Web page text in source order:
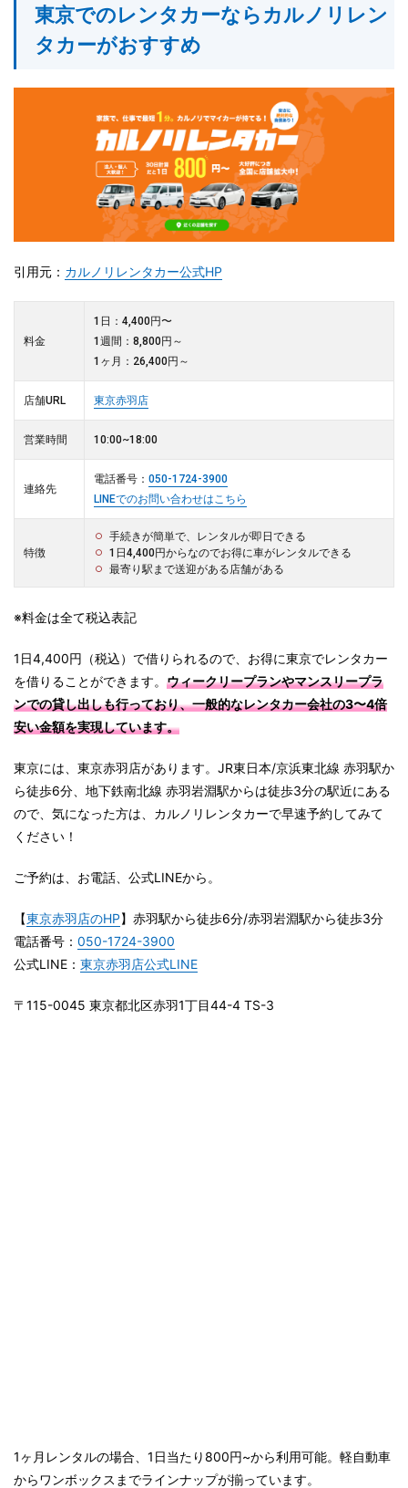
東京でのレンタカーならカルノリレン
タカーがおすすめ
引用元： カルノリレンタカー公式HP
料金
1日：4,400円〜
1週間：8,800円～
1ヶ月：26,400円～
店舗URL 東京赤羽店
営業時間 10:00~18:00
連絡先
電話番号： 050-1724-3900
LINEでのお問い合わせはこちら
特徴
手続きが簡単で、レンタルが即日できる
1日4,400円からなのでお得に車がレンタルできる
最寄り駅まで送迎がある店舗がある
※料金は全て税込表記
1日4,400円（税込）で借りられるので、お得に東京でレンタカー
を借りることができます。 ウィークリープランやマンスリープラ
ンでの貸し出しも行っており、一般的なレンタカー会社の3〜4倍
安い金額を実現しています。
東京には、東京赤羽店があります。JR東日本/京浜東北線 赤羽駅か
ら徒歩6分、地下鉄南北線 赤羽岩淵駅からは徒歩3分の駅近にある
ので、気になった方は、カルノリレンタカーで早速予約してみて
ください！
ご予約は、お電話、公式LINEから。
【東京赤羽店のHP】赤羽駅から徒歩6分/赤羽岩淵駅から徒歩3分
電話番号： 050-1724-3900
公式LINE： 東京赤羽店公式LINE
〒115-0045 東京都北区赤羽1丁目44-4 TS-3
1ヶ月レンタルの場合、1日当たり800円~から利用可能。軽自動車
からワンボックスまでラインナップが揃っています。